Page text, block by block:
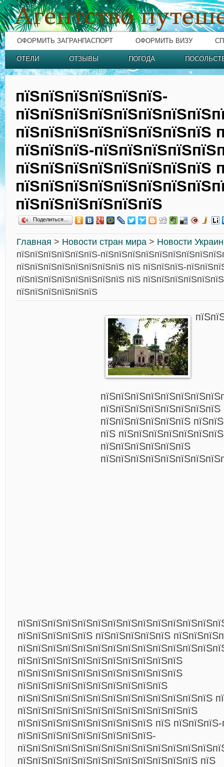
ОФОРМИТЬ ЗАГРАНПАСПОРТ ОФОРМИТЬ ВИЗУ
ОТЕЛИ ОТЗЫВЫ ПОГОДА
пїЅпїЅпїЅпїЅпїЅпїЅ-
пїЅпїЅпїЅпїЅпїЅпїЅпїЅпїЅ
пїЅпїЅпїЅ-
пїЅпїЅпїЅпїЅпїЅпїЅпїЅпїЅ
пїЅпїЅпїЅпїЅпїЅпїЅ
Поделиться…
Главная > Новости стран мира > Новости
пїЅпїЅпїЅпїЅпїЅпїЅ-
пїЅпїЅпїЅпїЅпїЅпїЅпїЅпїЅ пїЅ пїЅпїЅпїЅ-
пїЅпїЅпїЅпїЅпїЅпїЅпїЅпїЅ пїЅ
пїЅпїЅпїЅпїЅпїЅпїЅ
пїЅпїЅпїЅпїЅпїЅпїЅ
пїЅ
пїЅпїЅпїЅпїЅпїЅпїЅ
пїЅпїЅпїЅпїЅпїЅ пїЅпїЅпїЅпїЅпїЅ
пїЅпїЅпїЅпїЅпїЅпїЅпїЅпїЅпїЅпїЅпїЅ
пїЅпїЅпїЅпїЅпїЅпїЅпїЅпїЅпїЅпїЅпїЅ
пїЅпїЅпїЅпїЅпїЅпїЅпїЅпїЅпїЅпїЅ
пїЅпїЅпїЅпїЅпїЅпїЅпїЅпїЅпїЅпїЅпїЅпїЅпїЅ
пїЅпїЅпїЅпїЅпїЅпїЅпїЅпїЅпїЅпїЅпїЅпїЅ
пїЅпїЅпїЅпїЅпїЅпїЅпїЅпїЅпїЅ пїЅ
пїЅпїЅпїЅпїЅпїЅпїЅпїЅпїЅпїЅ-
пїЅпїЅпїЅпїЅпїЅпїЅпїЅпїЅпїЅпїЅпїЅпїЅ пїЅ